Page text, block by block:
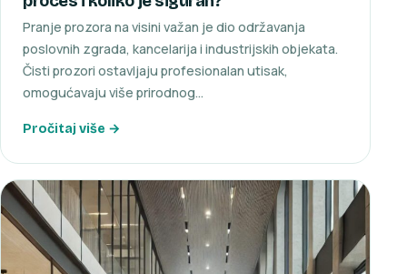
Pranje prozora na visini važan je dio održavanja
poslovnih zgrada, kancelarija i industrijskih objekata.
Čisti prozori ostavljaju profesionalan utisak,
omogućavaju više prirodnog…
Pročitaj više →